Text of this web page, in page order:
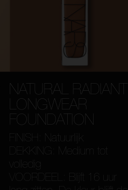
NATURAL RADIANT
LONGWEAR
FOUNDATION
FINISH: Natuurlijk
DEKKING: Medium tot
VOORDEEL: Blijft 16 uur